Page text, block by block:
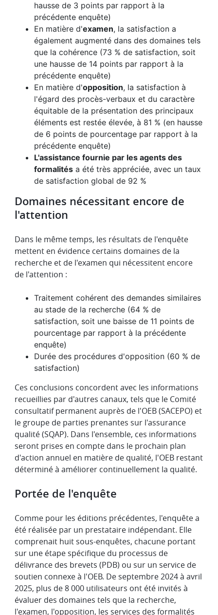
hausse de 3 points par rapport à la
précédente enquête)
En matière d'examen, la satisfaction a
également augmenté dans des domaines tels
que la cohérence (73 % de satisfaction, soit
une hausse de 14 points par rapport à la
précédente enquête)
En matière d'opposition, la satisfaction à
l'égard des procès-verbaux et du caractère
équitable de la présentation des principaux
éléments est restée élevée, à 81 % (en hausse
de 6 points de pourcentage par rapport à la
précédente enquête)
L'assistance fournie par les agents des
formalités a été très appréciée, avec un taux
de satisfaction global de 92 %
Domaines nécessitant encore de
l'attention
Dans le même temps, les résultats de l'enquête
mettent en évidence certains domaines de la
recherche et de l'examen qui nécessitent encore
de l'attention :
Traitement cohérent des demandes similaires
au stade de la recherche (64 % de
satisfaction, soit une baisse de 11 points de
pourcentage par rapport à la précédente
enquête)
Durée des procédures d'opposition (60 % de
satisfaction)
Ces conclusions concordent avec les informations
recueillies par d'autres canaux, tels que le Comité
consultatif permanent auprès de l'OEB (SACEPO) et
le groupe de parties prenantes sur l'assurance
qualité (SQAP). Dans l'ensemble, ces informations
seront prises en compte dans le prochain plan
d'action annuel en matière de qualité, l'OEB restant
déterminé à améliorer continuellement la qualité.
Portée de l'enquête
Comme pour les éditions précédentes, l'enquête a
été réalisée par un prestataire indépendant. Elle
comprenait huit sous-enquêtes, chacune portant
sur une étape spécifique du processus de
délivrance des brevets (PDB) ou sur un service de
soutien connexe à l'OEB. De septembre 2024 à avril
2025, plus de 8 000 utilisateurs ont été invités à
évaluer des domaines tels que la recherche,
l'examen, l'opposition, les services des formalités